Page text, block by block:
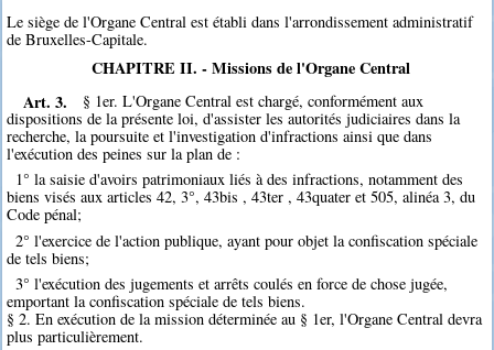
Le siège de l'Organe Central est établi dans l'arrondissement administratif
de Bruxelles-Capitale.
CHAPITRE II. - Missions de l'Organe Central
Art. 3.
§ 1er. L'Organe Central est chargé, conformément aux
dispositions de la présente loi, d'assister les autorités judiciaires dans la
recherche, la poursuite et l'investigation d'infractions ainsi que dans
l'exécution des peines sur la plan de :
1° la saisie d'avoirs patrimoniaux liés à des infractions, notamment des
biens visés aux articles 42, 3°, 43bis , 43ter , 43quater et 505, alinéa 3, du
Code pénal;
2° l'exercice de l'action publique, ayant pour objet la confiscation spéciale
de tels biens;
3° l'exécution des jugements et arrêts coulés en force de chose jugée,
emportant la confiscation spéciale de tels biens.
§ 2. En exécution de la mission déterminée au § 1er, l'Organe Central devra
plus particulièrement.